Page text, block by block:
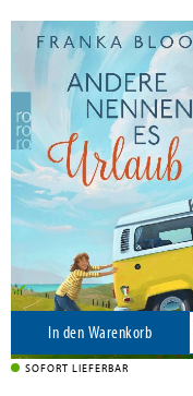
Bloom, Franka
Andere nennen es Urlaub
Rowohlt Taschenbuch, 2026
14,00 €
Versandkostenfrei in DE
In den Warenkorb
SOFORT LIEFERBAR